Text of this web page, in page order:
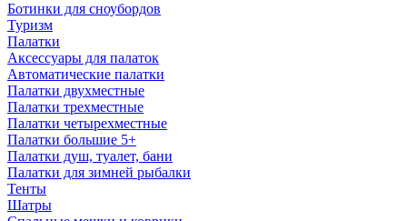
Ботинки для сноубордов
Туризм
Палатки
Аксессуары для палаток
Автоматические палатки
Палатки двухместные
Палатки трехместные
Палатки четырехместные
Палатки большие 5+
Палатки душ, туалет, бани
Палатки для зимней рыбалки
Тенты
Шатры